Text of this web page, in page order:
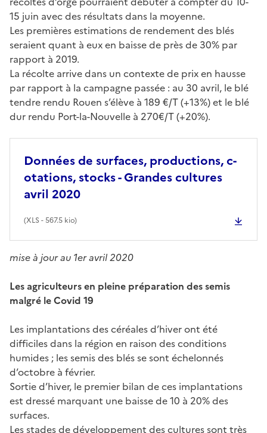
15 juin avec des résultats dans la moyenne.
Les premières estimations de rendement des blés
seraient quant à eux en baisse de près de 30% par
rapport à 2019.
La récolte arrive dans un contexte de prix en hausse
par rapport à la campagne passée : au 30 avril, le blé
tendre rendu Rouen s’élève à 189 €/T (+13%) et le blé
dur rendu Port-la-Nouvelle à 270€/T (+20%).
Données de surfaces, productions, c­
otations, stocks - Grandes cultures
avril 2020
(XLS - 567.5 kio)
mise à jour au 1er avril 2020
Les agriculteurs en pleine préparation des semis
malgré le Covid 19
Les implantations des céréales d’hiver ont été
difficiles dans la région en raison des conditions
humides ; les semis des blés se sont échelonnés
d’octobre à février.
Sortie d’hiver, le premier bilan de ces implantations
est dressé marquant une baisse de 10 à 20% des
surfaces.
Les stades de développement des cultures sont très